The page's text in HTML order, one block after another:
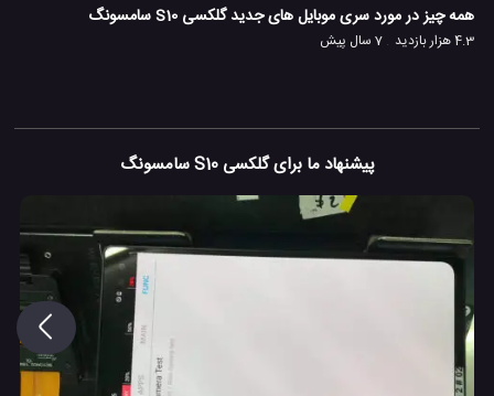
همه چیز در مورد سری موبایل های جدید گلکسی S10 سامسونگ
4.3 هزار بازدید 7 سال پیش
پیشنهاد ما برای گلکسی S10 سامسونگ